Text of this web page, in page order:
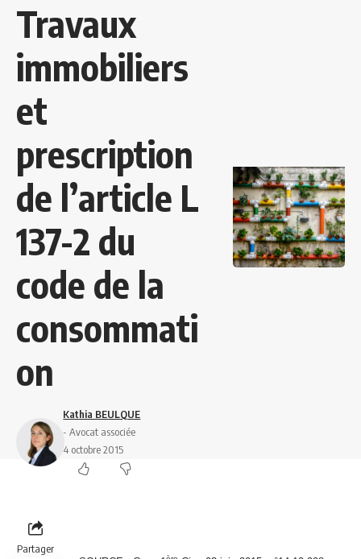
Travaux
immobiliers
et
prescription
de l’article L
137-2 du
code de la
consommati
on
Kathia BEULQUE
- Avocat associée
4 octobre 2015
Partager